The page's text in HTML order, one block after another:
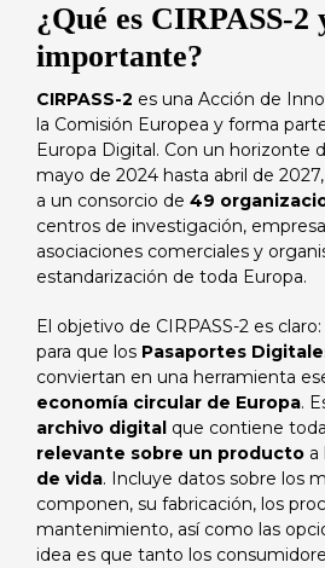
¿Qué es CIRPASS-2
importante?
CIRPASS-2 es una Acción de
la Comisión Europea y forma
Europa Digital. Con un horizonte
mayo de 2024 hasta abril de
a un consorcio de 49
centros de investigación,
asociaciones comerciales y
estandarización de toda Europa.
El objetivo de CIRPASS-2 es
para que los Pasaportes
conviertan en una herramienta
economía circular de Europa.
archivo digital que contiene
relevante sobre un producto a
de vida. Incluye datos sobre los
componen, su fabricación, los
mantenimiento, así como las
idea es que tanto los